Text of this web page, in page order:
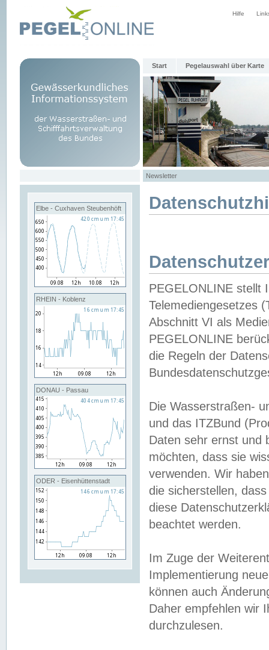
Hilfe
Start Pegelauswahl über Karte
Newsletter
Elbe - Cuxhaven Steubenhöft
RHEIN - Koblenz
DONAU - Passau
ODER - Eisenhüttenstadt
PEGELONLINE stellt
Telemediengesetzes
Abschnitt VI als
PEGELONLINE
die Regeln der
Die Wasserstraßen-
und das ITZBund
Daten sehr ernst und
möchten, dass sie
verwenden. Wir
die sicherstellen,
diese
beachtet werden.
Im Zuge der
Implementierung
können auch
Daher empfehlen wir
durchzulesen.